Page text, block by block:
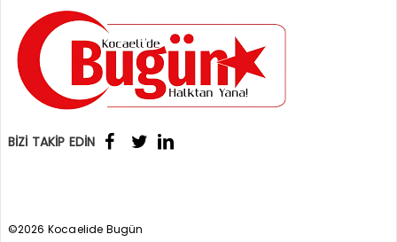
BİZİ TAKİP EDİN
©2026 Kocaelide Bugün